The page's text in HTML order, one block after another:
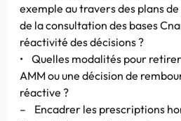
exemple au travers des plans
de la consultation des bases
réactivité des décisions ?
• Quelles modalités pour retirer
AMM ou une décision de
réactive ?
– Encadrer les prescriptions